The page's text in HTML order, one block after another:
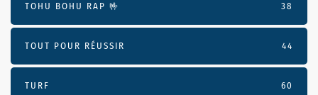
TOHU BOHU RAP 🤟 38
TOUT POUR RÉUSSIR 44
TURF 60